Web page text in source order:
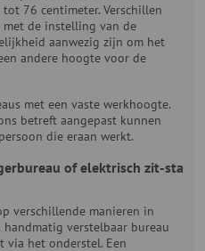
76 centimeter. Verschillen
met de instelling van de
aanwezig zijn om het
andere hoogte voor de
met een vaste werkhoogte.
betreft aangepast kunnen
die eraan werkt.
of elektrisch zit-sta
verschillende manieren in
verstelbaar bureau
via het onderstel. Een